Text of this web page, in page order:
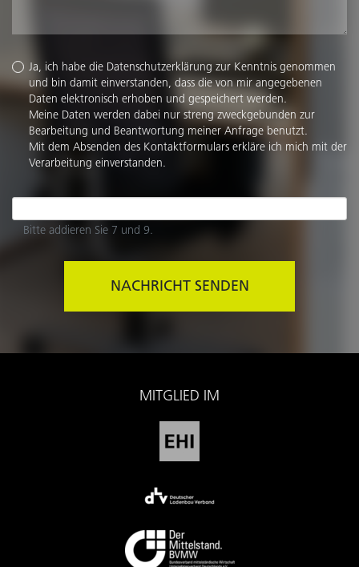
Ja, ich habe die Datenschutzerklärung zur Kenntnis genommen
und bin damit einverstanden, dass die von mir angegebenen
Daten elektronisch erhoben und gespeichert werden.
Meine Daten werden dabei nur streng zweckgebunden zur
Bearbeitung und Beantwortung meiner Anfrage benutzt.
Mit dem Absenden des Kontaktformulars erkläre ich mich mit der
Verarbeitung einverstanden.
Bitte addieren Sie 7 und 9.
NACHRICHT SENDEN
MITGLIED IM